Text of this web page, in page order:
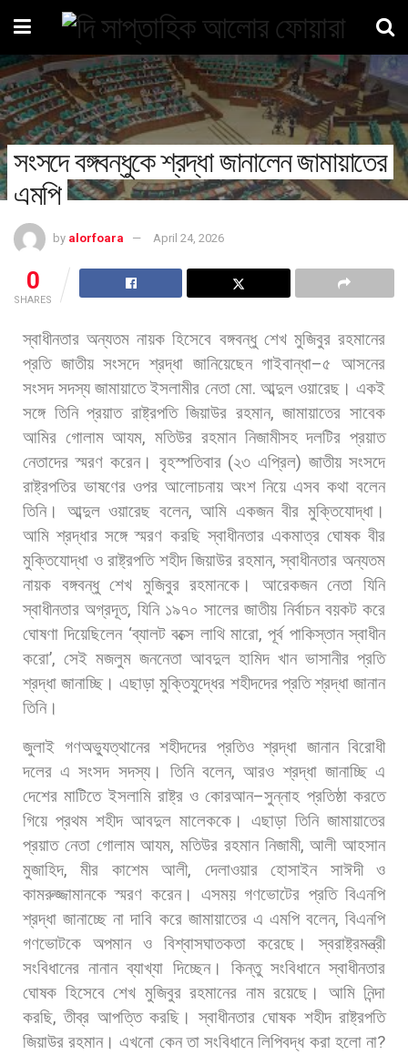
সংসদে বঙ্গবন্ধুকে শ্রদ্ধা জানালেন জামায়াতের
এমপি
by alorfoara April 24, 2026
0
SHARES
স্বাধীনতার অন্যতম নায়ক হিসেবে বঙ্গবন্ধু শেখ মুজিবুর রহমানের
প্রতি জাতীয় সংসদে শ্রদ্ধা জানিয়েছেন গাইবান্ধা–৫
আসনের
সংসদ সদস্য জামায়াতে ইসলামীর নেতা মো. আব্দুল ওয়ারেছ। একই
সঙ্গে তিনি প্রয়াত রাষ্ট্রপতি জিয়াউর রহমান,জামায়াতের সাবেক
আমির গোলাম আযম,মতিউর রহমান নিজামীসহ দলটির প্রয়াত
নেতাদের স্মরণ করেন। বৃহস্পতিবার(২৩ এপ্রিল)জাতীয় সংসদে
রাষ্ট্রপতির ভাষণের ওপর আলোচনায় অংশ নিয়ে এসব কথা বলেন
তিনি। আব্দুল ওয়ারেছ বলেন,আমি একজন বীর মুক্তিযোদ্ধা।
আমি শ্রদ্ধার সঙ্গে স্মরণ করছি স্বাধীনতার একমাত্র ঘোষক বীর
মুক্তিযোদ্ধা ও রাষ্ট্রপতি শহীদ জিয়াউর রহমান,স্বাধীনতার অন্যতম
নায়ক বঙ্গবন্ধু শেখ মুজিবুর রহমানকে। আরেকজন নেতা যিনি
স্বাধীনতার অগ্রদূত, যিনি ১৯৭০ সালের জাতীয় নির্বাচন বয়কট করে
ঘোষণা দিয়েছিলেন‘ব্যালট বক্সে লাথি মারো,পূর্ব পাকিস্তান স্বাধীন
করো’, সেই মজলুম জননেতা আবদুল হামিদ খান ভাসানীর প্রতি
শ্রদ্ধা জানাচ্ছি। এছাড়া মুক্তিযুদ্ধের শহীদদের প্রতি শ্রদ্ধা জানান
তিনি।
জুলাই গণঅভ্যুত্থানের শহীদদের প্রতিও শ্রদ্ধা জানান বিরোধী
দলের এ সংসদ সদস্য। তিনি বলেন,আরও শ্রদ্ধা জানাচ্ছি এ
দেশের মাটিতে ইসলামি রাষ্ট্র ও কোরআন–সুন্নাহ প্রতিষ্ঠা করতে
গিয়ে প্রথম শহীদ আবদুল মালেককে। এছাড়া তিনি জামায়াতের
প্রয়াত নেতা গোলাম আযম, মতিউর রহমান নিজামী,আলী আহসান
মুজাহিদ,মীর কাশেম আলী, দেলাওয়ার হোসাইন সাঈদী
ও
কামরুজ্জামানকে স্মরণ করেন। এসময় গণভোটের প্রতি বিএনপি
শ্রদ্ধা জানাচ্ছে না দাবি করে জামায়াতের এ এমপি বলেন,বিএনপি
গণভোটকে
অপমান ও বিশ্বাসঘাতকতা করেছে।
স্বরাষ্ট্রমন্ত্রী
সংবিধানের নানান ব্যাখ্যা দিচ্ছেন। কিন্তু সংবিধানে স্বাধীনতার
ঘোষক হিসেবে শেখ মুজিবুর রহমানের নাম রয়েছে। আমি নিন্দা
করছি,তীব্র আপত্তি করছি। স্বাধীনতার ঘোষক শহীদ রাষ্ট্রপতি
জিয়াউর রহমান। এখনো কেন তা সংবিধানে লিপিবদ্ধ করা হলো না?